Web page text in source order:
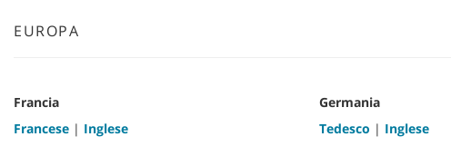
EUROPA
Francia
Francese | Inglese
Germania
Tedesco | Inglese